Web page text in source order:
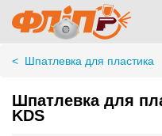
< Шпатлевка для пластика
Шпатлевка для
KDS